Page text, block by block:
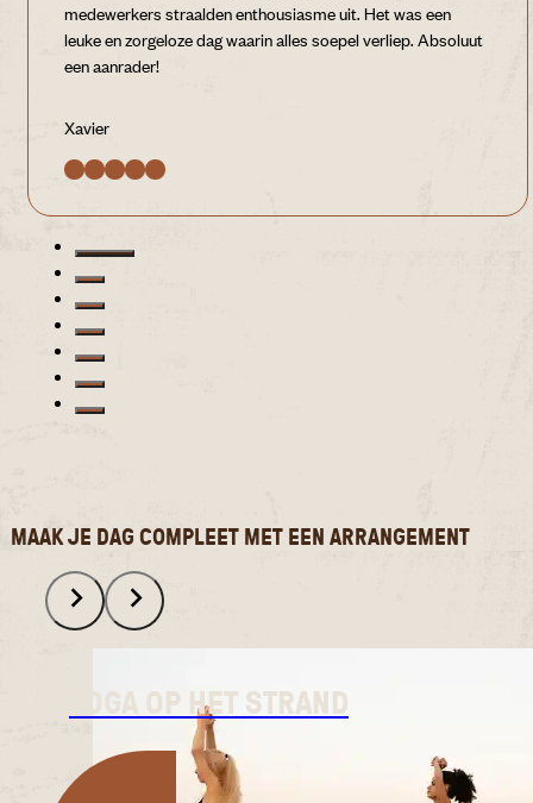
medewerkers straalden enthousiasme uit. Het was een
leuke en zorgeloze dag waarin alles soepel verliep. Absoluut
een aanrader!
Xavier
MAAK JE DAG COMPLEET MET EEN ARRANGEMENT
YOGA OP HET STRAND